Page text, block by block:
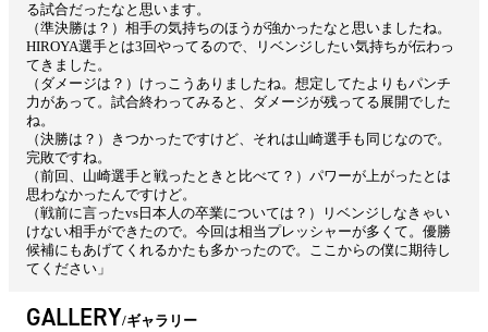
る試合だったなと思います。
（準決勝は？）相手の気持ちのほうが強かったなと思いましたね。
HIROYA選手とは3回やってるので、リベンジしたい気持ちが伝わっ
てきました。
（ダメージは？）けっこうありましたね。想定してたよりもパンチ
力があって。試合終わってみると、ダメージが残ってる展開でした
ね。
（決勝は？）きつかったですけど、それは山崎選手も同じなので。
完敗ですね。
（前回、山崎選手と戦ったときと比べて？）パワーが上がったとは
思わなかったんですけど。
（戦前に言ったvs日本人の卒業については？）リベンジしなきゃい
けない相手ができたので。今回は相当プレッシャーが多くて。優勝
候補にもあげてくれるかたも多かったので。ここからの僕に期待し
てください」
GALLERY ギャラリー